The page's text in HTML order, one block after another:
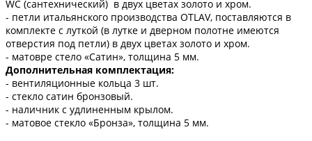
WC (сантехнический) в двух цветах золото и хром.
- петли итальянского производства OTLAV, поставляются в
комплекте с луткой (в лутке и дверном полотне имеются
отверстия под петли) в двух цветах золото и хром.
- матовре стело «Сатин», толщина 5 мм.
Дополнительная комплектация:
- вентиляционные кольца 3 шт.
- стекло сатин бронзовый.
- наличник с удлиненным крылом.
- матовое стекло «Бронза», толщина 5 мм.